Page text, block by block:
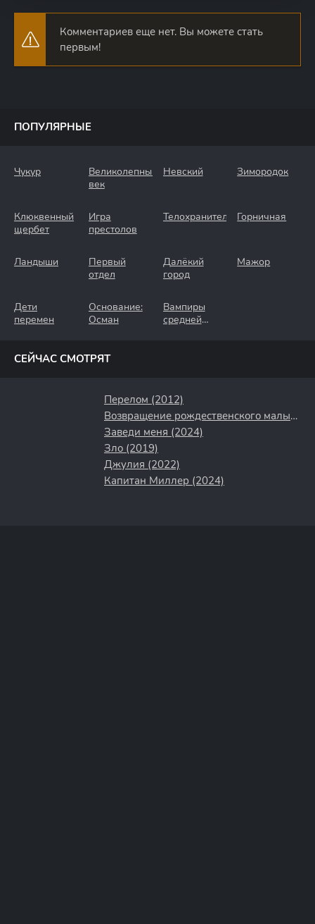
Комментариев еще нет. Вы можете стать
первым!
ПОПУЛЯРНЫЕ
Чукур
Великолепный
век
Невский Зимородок
Клюквенный
щербет
Игра
престолов
Телохранители Горничная
Ландыши
Первый
отдел
Далёкий
город
Мажор
Дети
перемен
Основание:
Осман
Вампиры
средней
СЕЙЧАС СМОТРЯТ
Перелом (2012)
Возвращение рождественского малыша (2019)
Заведи меня (2024)
Зло (2019)
Джулия (2022)
Капитан Миллер (2024)